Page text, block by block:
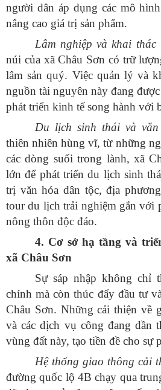
người dân áp dụng các mô
nâng cao giá trị sản phẩm.
Lâm nghiệp và khai thác
núi của xã Châu Sơn có trữ
lâm sản quý. Việc quản lý và
nguồn tài nguyên này đang
phát triển kinh tế song hành với
Du lịch sinh thái và
thiên nhiên hùng vĩ, từ những
các dòng suối trong lành, xã
lớn để phát triển du lịch sinh
trị văn hóa dân tộc, địa
tour du lịch trải nghiệm gắn với
nông thôn độc đáo.
4. Cơ sở hạ tầng và
xã Châu Sơn
Sự sáp nhập không chỉ
chính mà còn thúc đẩy đầu tư
Châu Sơn. Những cải thiện về
và các dịch vụ công đang dần
vùng đất này, tạo tiền đề cho sự
Hệ thống giao thông cải
đường quốc lộ 4B chạy qua